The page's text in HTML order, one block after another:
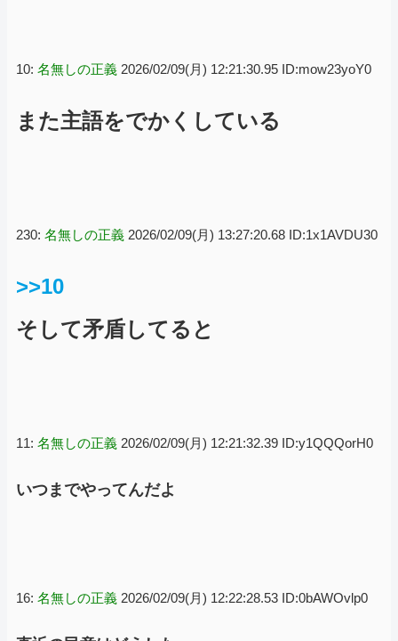
10: 名無しの正義 2026/02/09(月) 12:21:30.95 ID:mow23yoY0
また主語をでかくしている
230: 名無しの正義 2026/02/09(月) 13:27:20.68 ID:1x1AVDU30
>>10
そして矛盾してると
11: 名無しの正義 2026/02/09(月) 12:21:32.39 ID:y1QQQorH0
いつまでやってんだよ
16: 名無しの正義 2026/02/09(月) 12:22:28.53 ID:0bAWOvlp0